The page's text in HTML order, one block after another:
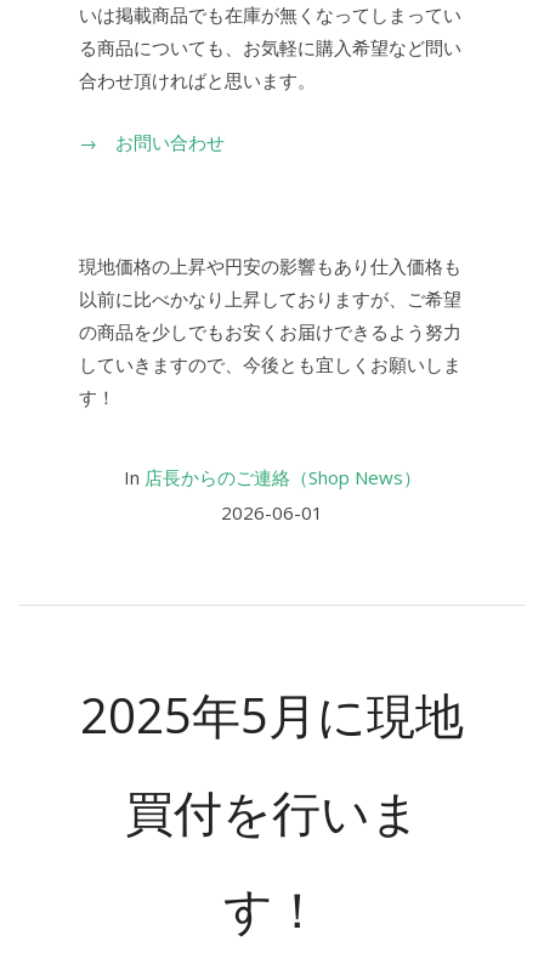
いは掲載商品でも在庫が無くなってしまってい
る商品についても、お気軽に購入希望など問い
合わせ頂ければと思います。
→ お問い合わせ
現地価格の上昇や円安の影響もあり仕入価格も
以前に比べかなり上昇しておりますが、ご希望
の商品を少しでもお安くお届けできるよう努力
していきますので、今後とも宜しくお願いしま
す！
In 店長からのご連絡（Shop News）
2026-06-01
2025年5月に現地
買付を行いま
す！